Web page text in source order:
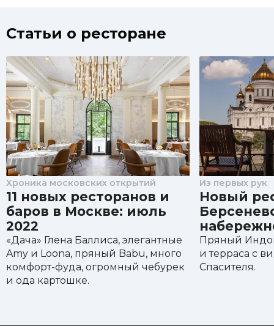
Статьи о ресторане
Хроника московских открытий
11 новых ресторанов и
баров в Москве: июль
2022
«Дача» Глена Баллиса, элегантные
Amy и Loona, пряный Babu, много
комфорт-фуда, огромный чебурек
и ода картошке.
Из первых рук
Новый
Пряный
и терраса с
Спасителя.